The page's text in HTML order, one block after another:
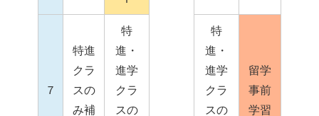
７
特進
クラ
スの
み補
特
進・
進学
クラ
スの
特
進・
進学
クラ
スの
留学
事前
学習